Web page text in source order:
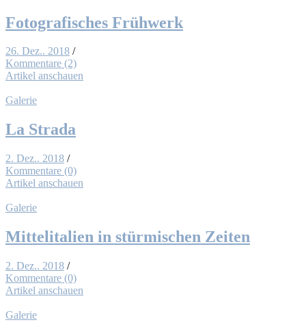
Fo­to­gra­fi­sches Früh­werk
26. Dez.. 2018 /
Kommentare (2)
Artikel anschauen
Galerie
La Stra­da
2. Dez.. 2018 /
Kommentare (0)
Artikel anschauen
Galerie
Mit­tel­ita­li­en in stür­mi­schen Zei­ten
2. Dez.. 2018 /
Kommentare (0)
Artikel anschauen
Galerie